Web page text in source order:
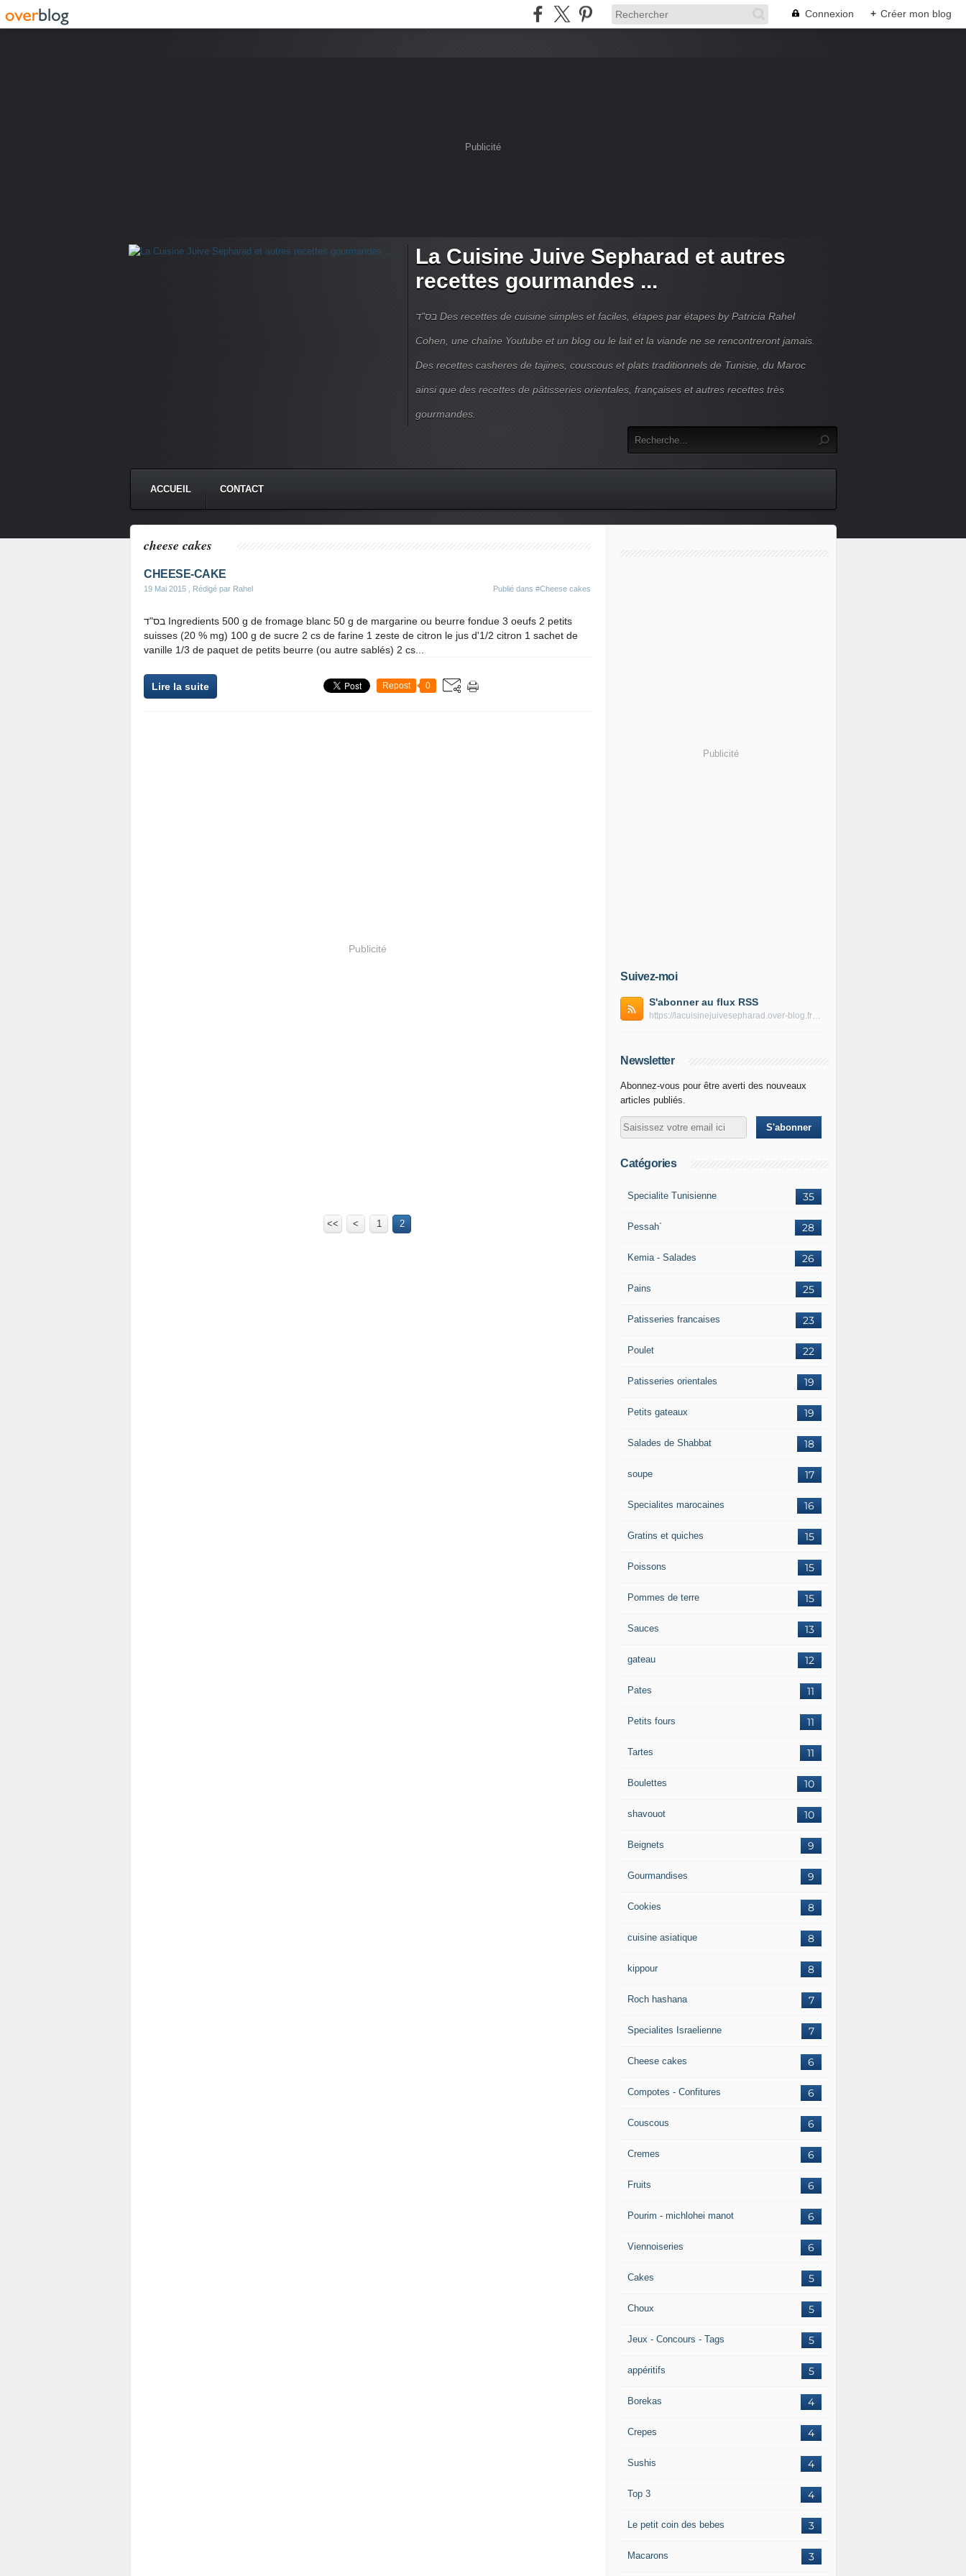
Connexion + Créer mon blog
Publicité
La Cuisine Juive Sepharad et autres
recettes gourmandes ...
בס"ד Des recettes de cuisine simples et faciles, étapes par étapes by Patricia Rahel
Cohen, une chaîne Youtube et un blog ou le lait et la viande ne se rencontreront jamais.
Des recettes casheres de tajines, couscous et plats traditionnels de Tunisie, du Maroc
ainsi que des recettes de pâtisseries orientales, françaises et autres recettes très
gourmandes.
ACCUEIL CONTACT
cheese cakes
CHEESE-CAKE
19 Mai 2015 , Rédigé par Rahel Publié dans #Cheese cakes
בס"ד Ingredients 500 g de fromage blanc 50 g de margarine ou beurre fondue 3 oeufs 2 petits
suisses (20 % mg) 100 g de sucre 2 cs de farine 1 zeste de citron le jus d'1/2 citron 1 sachet de
vanille 1/3 de paquet de petits beurre (ou autre sablés) 2 cs...
Lire la suite Repost 0
Publicité
<< < 1 2
Publicité
Suivez-moi
S'abonner au flux RSS
https://lacuisinejuivesepharad.over-blog.fr/rss
Newsletter
Abonnez-vous pour être averti des nouveaux
articles publiés.
Catégories
35
Specialite Tunisienne
28
Pessah`
26
Kemia - Salades
25
Pains
23
Patisseries francaises
22
Poulet
19
Patisseries orientales
19
Petits gateaux
18
Salades de Shabbat
17
soupe
16
Specialites marocaines
15
Gratins et quiches
15
Poissons
15
Pommes de terre
13
Sauces
12
gateau
11
Pates
11
Petits fours
11
Tartes
10
Boulettes
10
shavouot
9
Beignets
9
Gourmandises
8
Cookies
8
cuisine asiatique
8
kippour
7
Roch hashana
7
Specialites Israelienne
6
Cheese cakes
6
Compotes - Confitures
6
Couscous
6
Cremes
6
Fruits
6
Pourim - michlohei manot
6
Viennoiseries
5
Cakes
5
Choux
5
Jeux - Concours - Tags
5
appéritifs
4
Borekas
4
Crepes
4
Sushis
4
Top 3
3
Le petit coin des bebes
3
Macarons